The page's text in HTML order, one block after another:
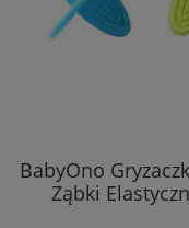
BabyOno
Ząbki